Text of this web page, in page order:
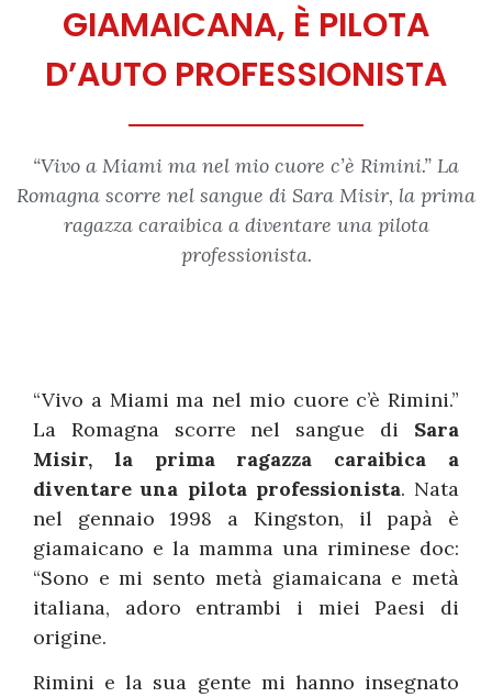
GIAMAICANA, È PILOTA
D’AUTO PROFESSIONISTA
“Vivo a Miami ma nel mio cuore c’è Rimini.” La
Romagna scorre nel sangue di Sara Misir, la prima
ragazza caraibica a diventare una pilota
professionista.
“Vivo a Miami ma nel mio cuore c’è Rimini.”
La Romagna scorre nel sangue di Sara
Misir, la prima ragazza caraibica a
diventare una pilota professionista. Nata
nel gennaio 1998 a Kingston, il papà è
giamaicano e la mamma una riminese doc:
“Sono e mi sento metà giamaicana e metà
italiana, adoro entrambi i miei Paesi di
origine.
Rimini e la sua gente mi hanno insegnato